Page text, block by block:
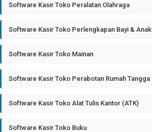
Software Kasir Toko Peralatan Olahraga
Software Kasir Toko Perlengkapan Bayi & Anak
Software Kasir Toko Mainan
Software Kasir Toko Perabotan Rumah Tangga
Software Kasir Toko Alat Tulis Kantor (ATK)
Software Kasir Toko Buku